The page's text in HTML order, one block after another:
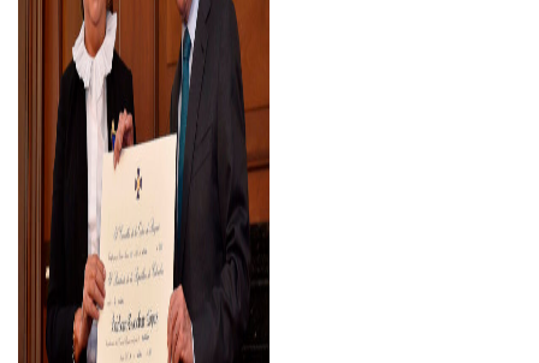
Contáctanos
Suscríbete
Información Esal